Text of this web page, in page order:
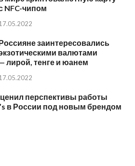
NFC-чипом
заинтересовались
валютами
лирой, тенге и юанем
перспективы работы
в России под новым брендом